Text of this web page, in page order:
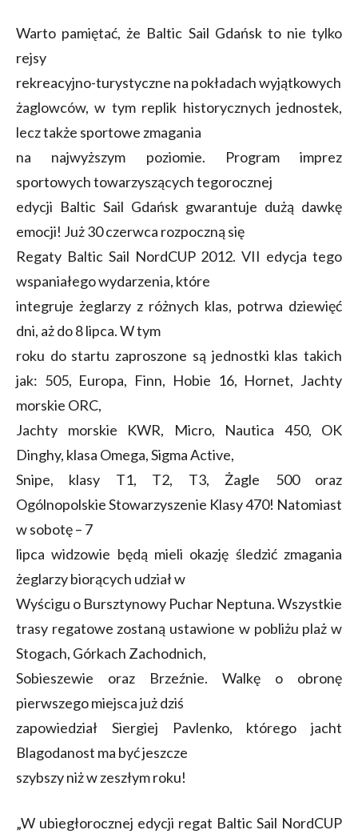
Warto pamiętać, że Baltic Sail Gdańsk to nie tylko
rejsy
rekreacyjno-turystyczne na pokładach wyjątkowych
żaglowców, w tym replik historycznych jednostek,
lecz także sportowe zmagania
na najwyższym poziomie. Program imprez
sportowych towarzyszących tegorocznej
edycji Baltic Sail Gdańsk gwarantuje dużą dawkę
emocji! Już 30 czerwca rozpoczną się
Regaty Baltic Sail NordCUP 2012. VII edycja tego
wspaniałego wydarzenia, które
integruje żeglarzy z różnych klas, potrwa dziewięć
dni, aż do 8 lipca. W tym
roku do startu zaproszone są jednostki klas takich
jak: 505, Europa, Finn, Hobie 16, Hornet, Jachty
morskie ORC,
Jachty morskie KWR, Micro, Nautica 450, OK
Dinghy, klasa Omega, Sigma Active,
Snipe, klasy T1, T2, T3, Żagle 500 oraz
Ogólnopolskie Stowarzyszenie Klasy 470! Natomiast
w sobotę – 7
lipca widzowie będą mieli okazję śledzić zmagania
żeglarzy biorących udział w
Wyścigu o Bursztynowy Puchar Neptuna. Wszystkie
trasy regatowe zostaną ustawione w pobliżu plaż w
Stogach, Górkach Zachodnich,
Sobieszewie oraz Brzeźnie. Walkę o obronę
pierwszego miejsca już dziś
zapowiedział Siergiej Pavlenko, którego jacht
Blagodanost ma być jeszcze
szybszy niż w zeszłym roku!
„W ubiegłorocznej edycji regat Baltic Sail NordCUP